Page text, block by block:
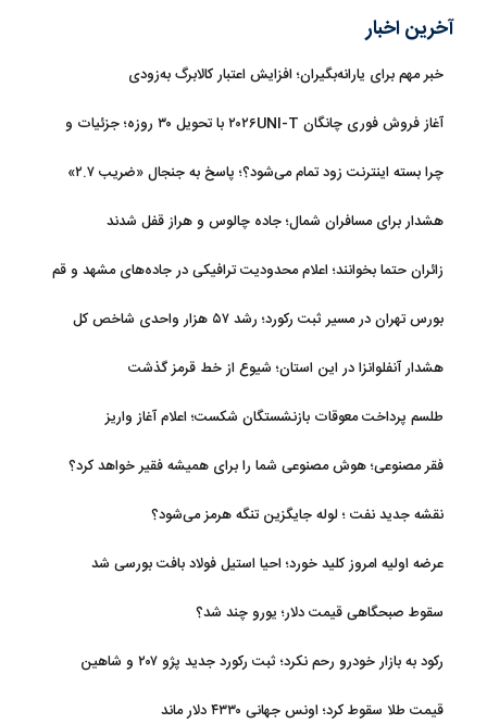
آخرین اخبار
خبر مهم برای یارانه‌بگیران؛ افزایش اعتبار کالابرگ به‌زودی
آغاز فروش فوری چانگان ۲۰۲۶UNI-T با تحویل ۳۰ روزه؛ جزئیات و
چرا بسته اینترنت زود تمام می‌شود؟؛ پاسخ به جنجال «ضریب ۲.۷»
هشدار برای مسافران شمال؛ جاده چالوس و هراز قفل شدند
زائران حتما بخوانند؛ اعلام محدودیت ترافیکی در جاده‌های مشهد و قم
بورس تهران در مسیر ثبت رکورد؛ رشد ۵۷ هزار واحدی شاخص کل
هشدار آنفلوانزا در این استان؛ شیوع از خط قرمز گذشت
طلسم پرداخت معوقات بازنشستگان شکست؛ اعلام آغاز واریز
فقر مصنوعی؛ هوش مصنوعی شما را برای همیشه فقیر خواهد کرد؟
نقشه جدید نفت ؛ لوله جایگزین تنگه هرمز می‌شود؟
عرضه اولیه امروز کلید خورد؛ احیا استیل فولاد بافت بورسی شد
سقوط صبحگاهی قیمت دلار؛ یورو چند شد؟
رکود به بازار خودرو رحم نکرد؛ ثبت رکورد جدید پژو ۲۰۷ و شاهین
قیمت طلا سقوط کرد؛ اونس جهانی ۴۳۳۰ دلار ماند